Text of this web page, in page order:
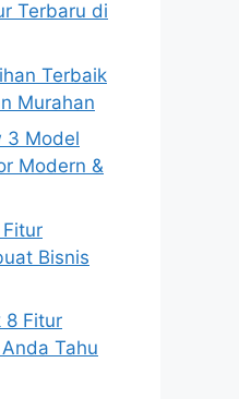
Terbaru di
Terbaik
Murahan
3 Model
Modern &
Bisnis
8 Fitur
Tahu